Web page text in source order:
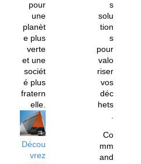
pour
une
planèt
e plus
verte
et une
sociét
é plus
fratern
elle.
Décou
vrez
s
solu
tion
s
pour
valo
riser
vos
déc
hets
Co
mm
and